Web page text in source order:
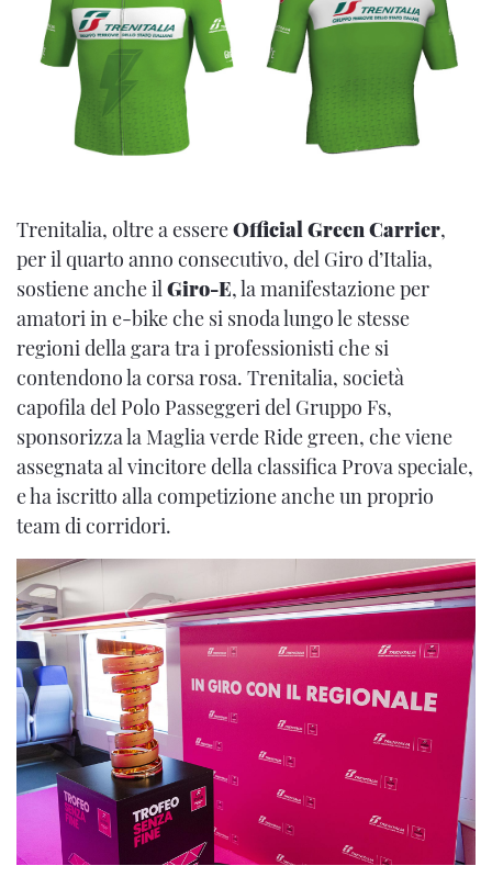
Trenitalia, oltre a essereOfficial Green Carrier,
per il quarto anno consecutivo, del Giro d’Italia,
sostiene anche ilGiro-E, la manifestazione per
amatori in e-bike che si snoda lungo le stesse
regioni della gara tra i professionisti che si
contendono la corsa rosa. Trenitalia, società
capofila del Polo Passeggeri del Gruppo Fs,
sponsorizza la Maglia verde Ride green, che viene
assegnata al vincitore della classifica Prova speciale,
e ha iscritto alla competizione anche un proprio
team di corridori.